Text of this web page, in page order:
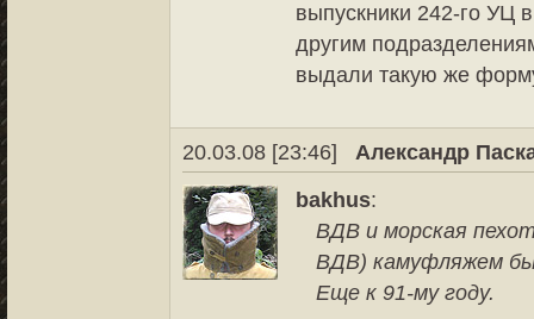
выпускники 242-го УЦ
другим
выдали такую же
20.03.08 [23:46]
Александр
bakhus:
ВДВ и морская
ВДВ) камуфляжем
Еще к 91-му году.